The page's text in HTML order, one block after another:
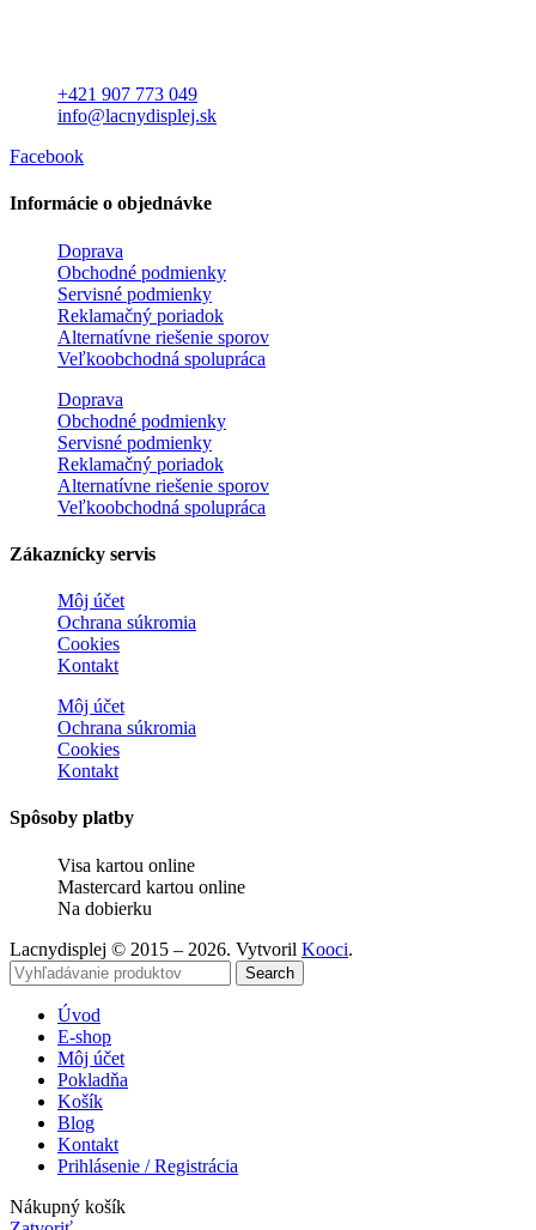
+421 907 773 049
info@lacnydisplej.sk
Facebook
Informácie o objednávke
Doprava
Obchodné podmienky
Servisné podmienky
Reklamačný poriadok
Alternatívne riešenie sporov
Veľkoobchodná spolupráca
Doprava
Obchodné podmienky
Servisné podmienky
Reklamačný poriadok
Alternatívne riešenie sporov
Veľkoobchodná spolupráca
Zákaznícky servis
Môj účet
Ochrana súkromia
Cookies
Kontakt
Môj účet
Ochrana súkromia
Cookies
Kontakt
Spôsoby platby
Visa kartou online
Mastercard kartou online
Na dobierku
Lacnydisplej © 2015 – 2026. Vytvoril Kooci.
Search
Úvod
E-shop
Môj účet
Pokladňa
Košík
Blog
Kontakt
Prihlásenie / Registrácia
Nákupný košík